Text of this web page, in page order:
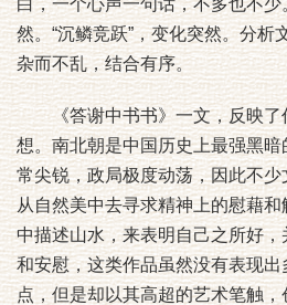
白，一个心声一句话，不多也不少
然。“沉鳞竞跃”，变化突然。分析
杂而不乱，结合有序。
《答谢中书书》一文，反映了
想。南北朝是中国历史上最强黑
常尖锐，政局极度动荡，因此不
从自然美中去寻求精神上的慰藉
中描述山水，来表明自己之所好
和安慰，这类作品虽然没有表现
点，但是却以其高超的艺术笔触